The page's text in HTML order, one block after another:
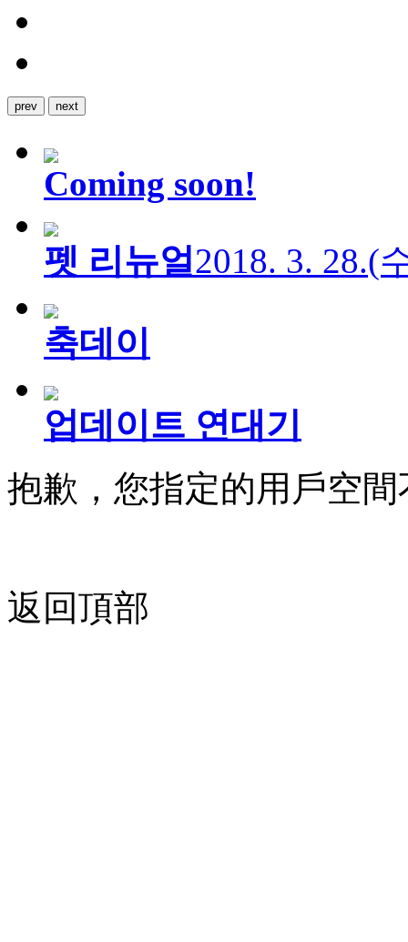
prev next
Coming soon!
펫 리뉴얼2018. 3. 28.(
축데이
업데이트 연대기
抱歉，您指定的用戶空間
返回頂部